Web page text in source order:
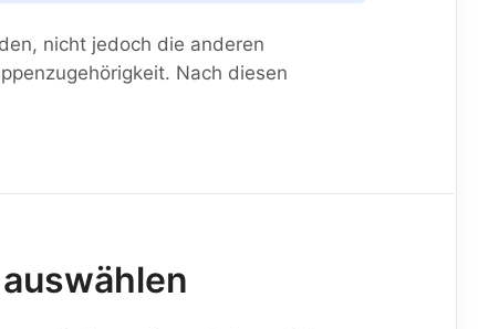
nicht jedoch die anderen
Nach diesen